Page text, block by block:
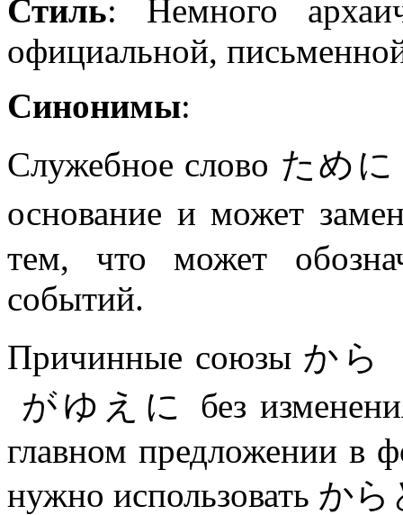
Стиль: Немного
официальной,
Синонимы:
Служебное слово ために
основание и может
тем, что может
событий.
Причинные союзы から
がゆえに без
главном предложении в
нужно использовать か